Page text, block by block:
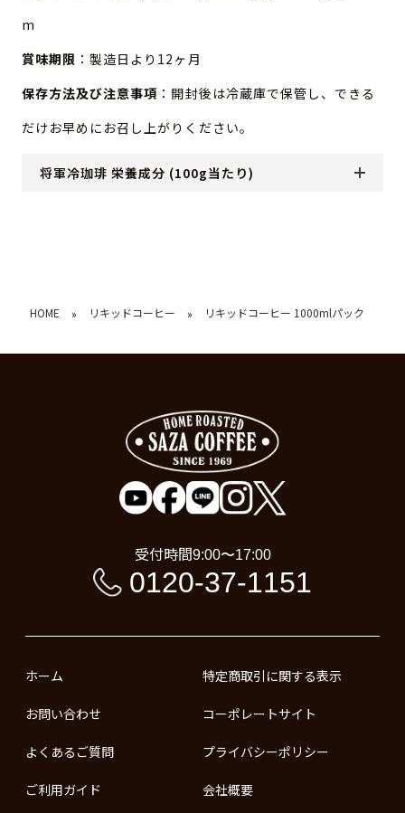
m
賞味期限 ：製造日より12ヶ月
保存方法及び注意事項 ：開封後は冷蔵庫で保管し、できる
だけお早めにお召し上がりください。
将軍冷珈琲 栄養成分 (100g当たり)
HOME » リキッドコーヒー » リキッドコーヒー 1000mlパック
受付時間9:00〜17:00
0120-37-1151
ホーム
お問い合わせ
よくあるご質問
ご利用ガイド
特定商取引に関する表示
コーポレートサイト
プライバシーポリシー
会社概要